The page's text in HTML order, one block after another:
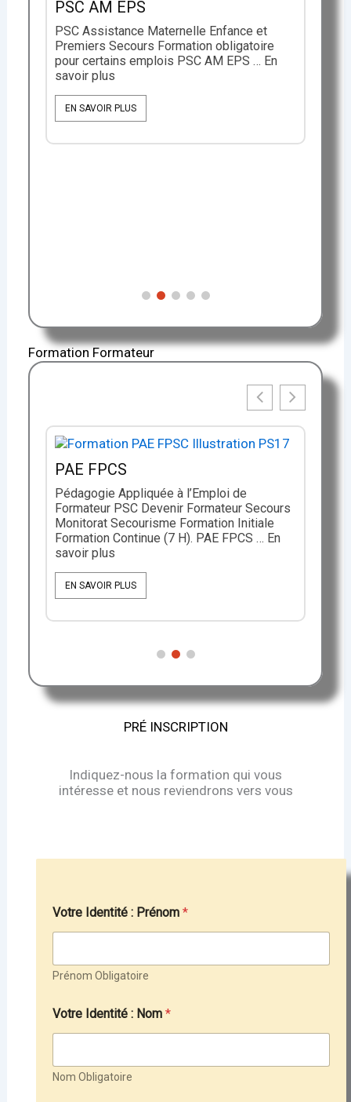
PSC AM EPS
PSC Assistance Maternelle Enfance et
Premiers Secours Formation obligatoire
pour certains emplois PSC AM EPS … En
savoir plus
EN SAVOIR PLUS
Formation Formateur
PAE FPCS
Pédagogie Appliquée à l’Emploi de
Formateur PSC Devenir Formateur Secours
Monitorat Secourisme Formation Initiale
Formation Continue (7 H). PAE FPCS … En
savoir plus
EN SAVOIR PLUS
PRÉ INSCRIPTION
Indiquez-nous la formation qui vous
intéresse et nous reviendrons vers vous
Votre Identité : Prénom*
Prénom Obligatoire
Votre Identité : Nom*
Nom Obligatoire